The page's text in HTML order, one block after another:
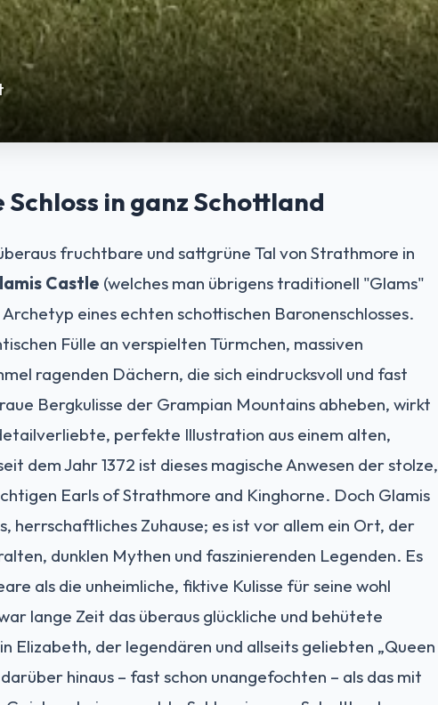
in ganz Schottland
fruchtbare und sattgrüne Tal von Strathmore in
Castle (welches man übrigens traditionell "Glams"
eines echten schottischen Baronenschlosses.
Fülle an verspielten Türmchen, massiven
ragenden Dächern, die sich eindrucksvoll und fast
Bergkulisse der Grampian Mountains abheben, wirkt
perfekte Illustration aus einem alten,
dem Jahr 1372 ist dieses magische Anwesen der stolze,
Earls of Strathmore and Kinghorne. Doch Glamis
herrschaftliches Zuhause; es ist vor allem ein Ort, der
dunklen Mythen und faszinierenden Legenden. Es
als die unheimliche, fiktive Kulisse für seine wohl
lange Zeit das überaus glückliche und behütete
Elizabeth, der legendären und allseits geliebten „Queen
hinaus – fast schon unangefochten – als das mit